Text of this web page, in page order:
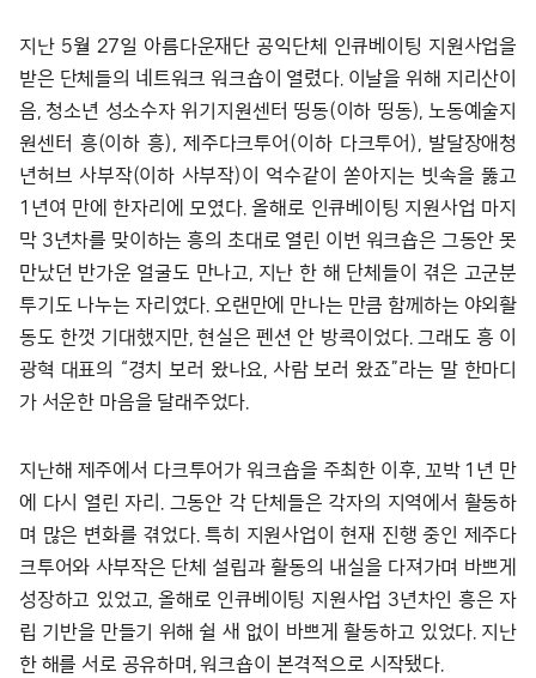
지난 5월 27일 아름다운재단 공익단체 인큐베이팅 지원사업을
받은 단체들의 네트워크 워크숍이 열렸다. 이날을 위해 지리산이
음, 청소년 성소수자 위기지원센터 띵동(이하 띵동), 노동예술지
원센터 흥(이하 흥), 제주다크투어(이하 다크투어), 발달장애청
년허브 사부작(이하 사부작)이 억수같이 쏟아지는 빗속을 뚫고
1년여 만에 한자리에 모였다. 올해로 인큐베이팅 지원사업 마지
막 3년차를 맞이하는 흥의 초대로 열린 이번 워크숍은 그동안 못
만났던 반가운 얼굴도 만나고, 지난 한 해 단체들이 겪은 고군분
투기도 나누는 자리였다. 오랜만에 만나는 만큼 함께하는 야외활
동도 한껏 기대했지만, 현실은 펜션 안 방콕이었다. 그래도 흥 이
광혁 대표의 “경치 보러 왔나요, 사람 보러 왔죠”라는 말 한마디
가 서운한 마음을 달래주었다.
지난해 제주에서 다크투어가 워크숍을 주최한 이후, 꼬박 1년 만
에 다시 열린 자리. 그동안 각 단체들은 각자의 지역에서 활동하
며 많은 변화를 겪었다. 특히 지원사업이 현재 진행 중인 제주다
크투어와 사부작은 단체 설립과 활동의 내실을 다져가며 바쁘게
성장하고 있었고, 올해로 인큐베이팅 지원사업 3년차인 흥은 자
립 기반을 만들기 위해 쉴 새 없이 바쁘게 활동하고 있었다. 지난
한 해를 서로 공유하며, 워크숍이 본격적으로 시작됐다.